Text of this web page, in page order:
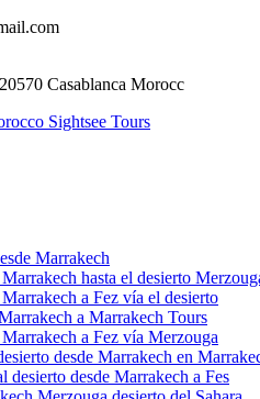
Casablanca Morocc
Marrakech
hasta el desierto
a Fez vía el desierto
a Marrakech Tours
a Fez vía Merzouga
desde Marrakech en
desierto desde Marrakech a Fes